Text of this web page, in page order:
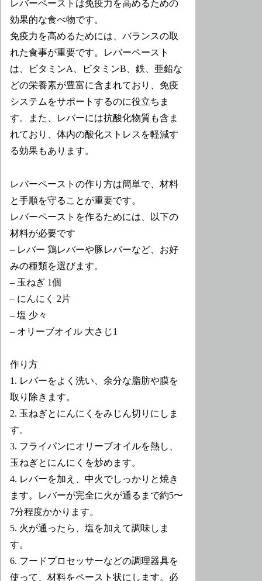
レバーペーストは免疫力を高めるための
効果的な食べ物です。
免疫力を高めるためには、バランスの取
れた食事が重要です。レバーペースト
は、ビタミンA、ビタミンB、鉄、亜鉛な
どの栄養素が豊富に含まれており、免疫
システムをサポートするのに役立ちま
す。また、レバーには抗酸化物質も含ま
れており、体内の酸化ストレスを軽減す
る効果もあります。
レバーペーストの作り方は簡単で、材料
と手順を守ることが重要です。
レバーペーストを作るためには、以下の
材料が必要です
– レバー 鶏レバーや豚レバーなど、お好
みの種類を選びます。
– 玉ねぎ 1個
– にんにく 2片
– 塩 少々
– オリーブオイル 大さじ1
作り方
1. レバーをよく洗い、余分な脂肪や膜を
取り除きます。
2. 玉ねぎとにんにくをみじん切りにしま
す。
3. フライパンにオリーブオイルを熱し、
玉ねぎとにんにくを炒めます。
4. レバーを加え、中火でしっかりと焼き
ます。レバーが完全に火が通るまで約5〜
7分程度かかります。
5. 火が通ったら、塩を加えて調味しま
す。
6. フードプロセッサーなどの調理器具を
使って、材料をペースト状にします。必